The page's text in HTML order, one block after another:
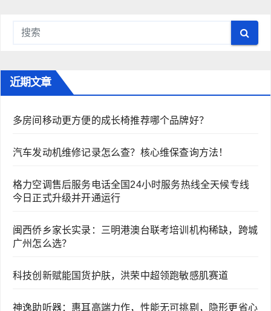
航
近期文章
多房间移动更方便的成长椅推荐哪个品牌好？
汽车发动机维修记录怎么查？核心维保查询方法！
格力空调售后服务电话全国24小时服务热线全天候专线
今日正式升级并开通运行
闽西侨乡家长实录：三明港澳台联考培训机构稀缺，跨城
广州怎么选？
科技创新赋能国货护肤，洪荣中超领跑敏感肌赛道
神逸助听器：惠耳高端力作，性能无可挑剔，隐形更省心